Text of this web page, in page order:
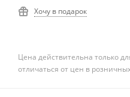
Хочу в подарок
Цена действительна только
отличаться от цен в